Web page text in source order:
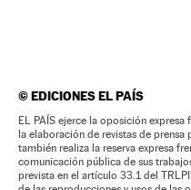
©EDICIONES EL PAÍS
EL PAÍS ejerce la oposición expresa
la elaboración de revistas de
también realiza la reserva expresa
comunicación pública de sus
prevista en el artículo 33.1 del